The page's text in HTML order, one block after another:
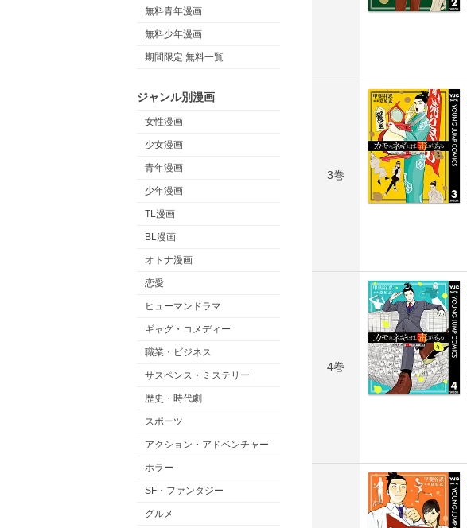
無料青年漫画
無料少年漫画
期間限定 無料一覧
ジャンル別漫画
女性漫画
少女漫画
青年漫画
少年漫画
TL漫画
BL漫画
オトナ漫画
恋愛
ヒューマンドラマ
ギャグ・コメディー
職業・ビジネス
サスペンス・ミステリー
歴史・時代劇
スポーツ
アクション・アドベンチャー
ホラー
SF・ファンタジー
グルメ
3巻
4巻